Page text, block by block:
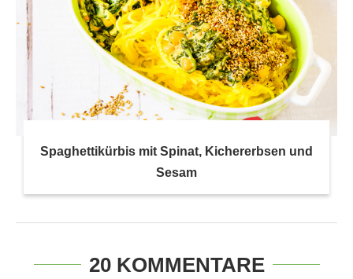
Spaghettikürbis mit Spinat, Kichererbsen und
Sesam
20 KOMMENTARE